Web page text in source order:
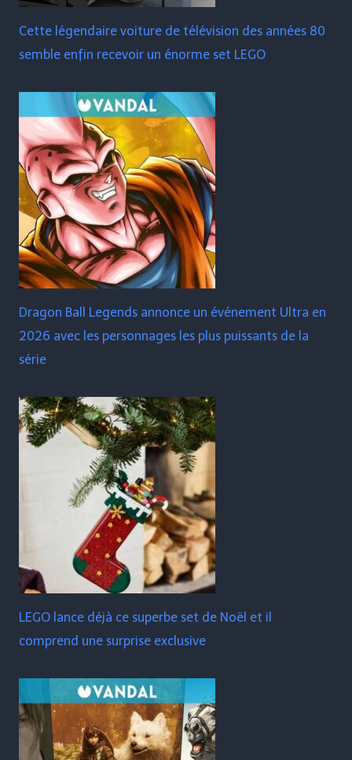
Cette légendaire voiture de télévision des années 80
semble enfin recevoir un énorme set LEGO
Dragon Ball Legends annonce un événement Ultra en
2026 avec les personnages les plus puissants de la
série
LEGO lance déjà ce superbe set de Noël et il
comprend une surprise exclusive